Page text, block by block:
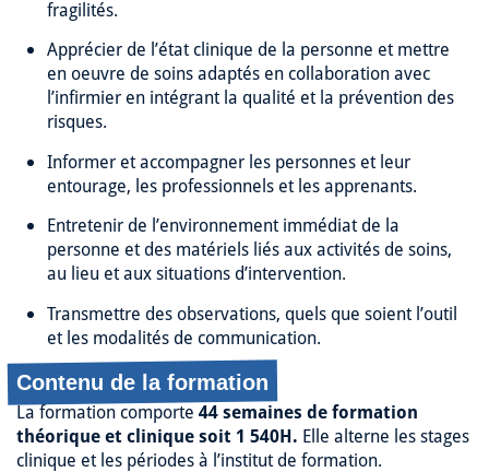
fragilités.
Apprécier de l’état clinique de la personne et mettre
en oeuvre de soins adaptés en collaboration avec
l’infirmier en intégrant la qualité et la prévention des
risques.
Informer et accompagner les personnes et leur
entourage, les professionnels et les apprenants.
Entretenir de l’environnement immédiat de la
personne et des matériels liés aux activités de soins,
au lieu et aux situations d’intervention.
Transmettre des observations, quels que soient l’outil
et les modalités de communication.
Contenu de la formation
La formation comporte 44 semaines de formation
théorique et clinique soit 1 540H. Elle alterne les stages
clinique et les périodes à l’institut de formation.